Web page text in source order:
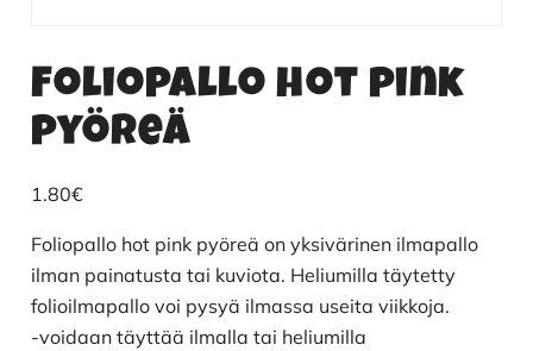
Foliopallo hot pink
pyöreä
1.80€
Foliopallo hot pink pyöreä on yksivärinen ilmapallo
ilman painatusta tai kuviota. Heliumilla täytetty
folioilmapallo voi pysyä ilmassa useita viikkoja.
-voidaan täyttää ilmalla tai heliumilla